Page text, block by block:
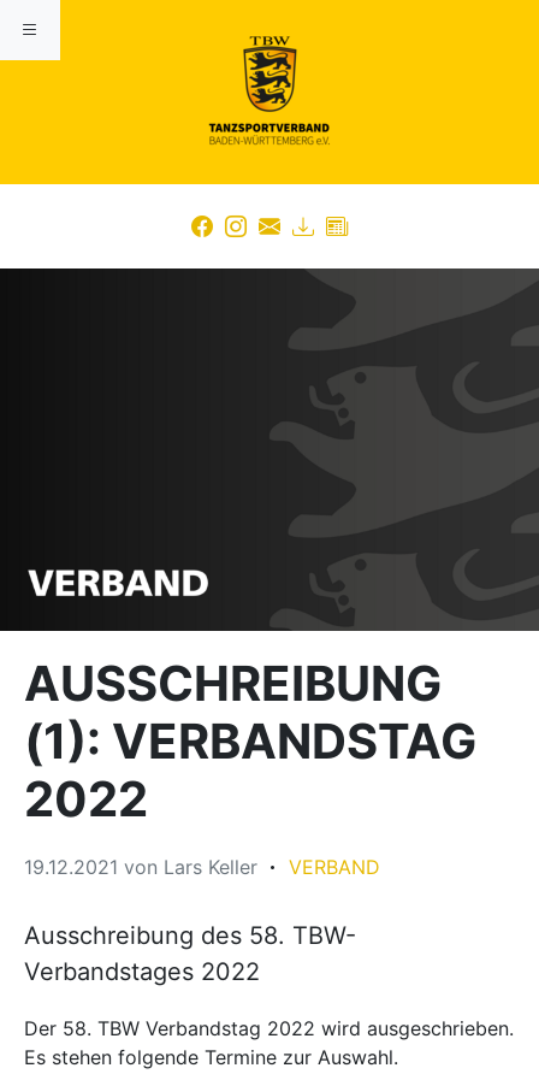
AUSSCHREIBUNG
(1): VERBANDSTAG
2022
19.12.2021 von Lars Keller VERBAND
Ausschreibung des 58. TBW-
Verbandstages 2022
Der 58. TBW Verbandstag 2022 wird ausgeschrieben.
Es stehen folgende Termine zur Auswahl.